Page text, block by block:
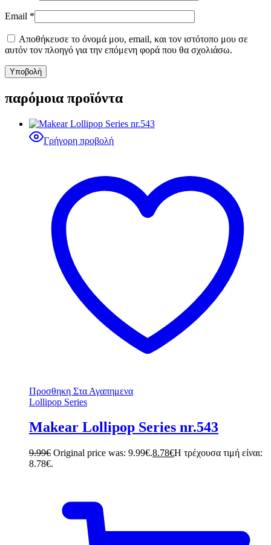
Email *
Αποθήκευσε το όνομά μου, email, και τον ιστότοπο μου σε
αυτόν τον πλοηγό για την επόμενη φορά που θα σχολιάσω.
παρόμοια προϊόντα
Γρήγορη προβολή
Προσθηκη Στα Αγαπημενα
Lollipop Series
Makear Lollipop Series nr.543
9.99€ Original price was: 9.99€.8.78€Η τρέχουσα τιμή είναι:
8.78€.